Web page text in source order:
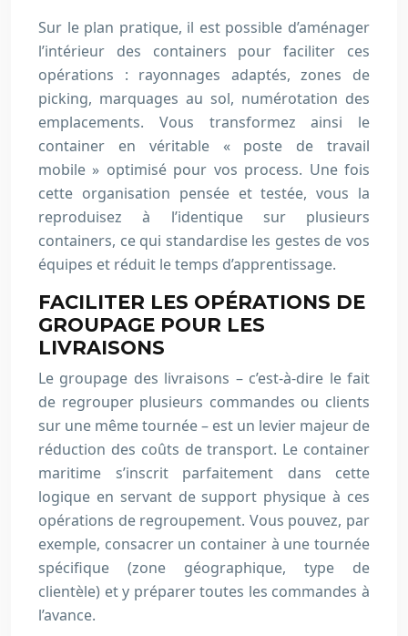
Sur le plan pratique, il est possible d’aménager
l’intérieur des containers pour faciliter ces
opérations : rayonnages adaptés, zones de
picking, marquages au sol, numérotation des
emplacements. Vous transformez ainsi le
container en véritable « poste de travail
mobile » optimisé pour vos process. Une fois
cette organisation pensée et testée, vous la
reproduisez à l’identique sur plusieurs
containers, ce qui standardise les gestes de vos
équipes et réduit le temps d’apprentissage.
FACILITER LES OPÉRATIONS DE
GROUPAGE POUR LES
LIVRAISONS
Le groupage des livraisons – c’est-à-dire le fait
de regrouper plusieurs commandes ou clients
sur une même tournée – est un levier majeur de
réduction des coûts de transport. Le container
maritime s’inscrit parfaitement dans cette
logique en servant de support physique à ces
opérations de regroupement. Vous pouvez, par
exemple, consacrer un container à une tournée
spécifique (zone géographique, type de
clientèle) et y préparer toutes les commandes à
l’avance.